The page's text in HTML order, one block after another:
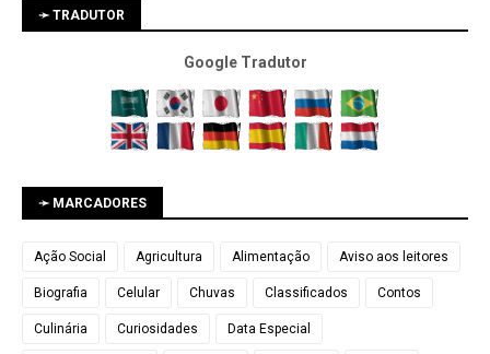
➛ TRADUTOR
Google Tradutor
➛ MARCADORES
Ação Social Agricultura Alimentação Aviso aos leitores
Biografia Celular Chuvas Classificados Contos
Culinária Curiosidades Data Especial